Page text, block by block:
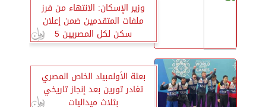
وزير الإسكان: الانتهاء من فرز
ملفات المتقدمين ضمن إعلان
سكن لكل المصريين 5
بعثة الأولمبياد الخاص المصري
تغادر تورين بعد إنجاز تاريخي
بثلاث ميداليات